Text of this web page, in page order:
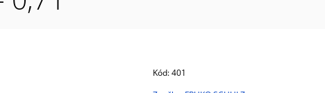
Kód:401